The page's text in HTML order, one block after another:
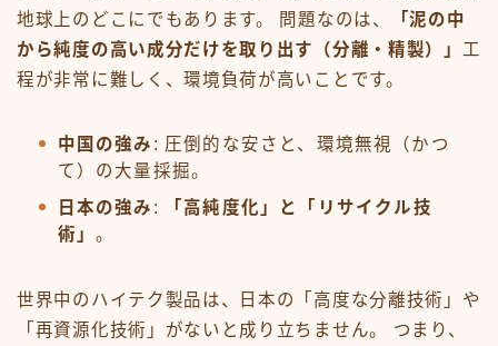
地球上のどこにでもあります。 問題なのは、
「泥の中
から純度の高い成分だけを取り出す（分離・精製）」 工
程が非常に難しく、環境負荷が高いことです。
中国の強み : 圧倒的な安さと、環境無視（かつ
て）の大量採掘。
日本の強み :
「高純度化」と「リサイクル技
術」 。
世界中のハイテク製品は、日本の「高度な分離技術」や
「再資源化技術」がないと成り立ちません。 つまり、